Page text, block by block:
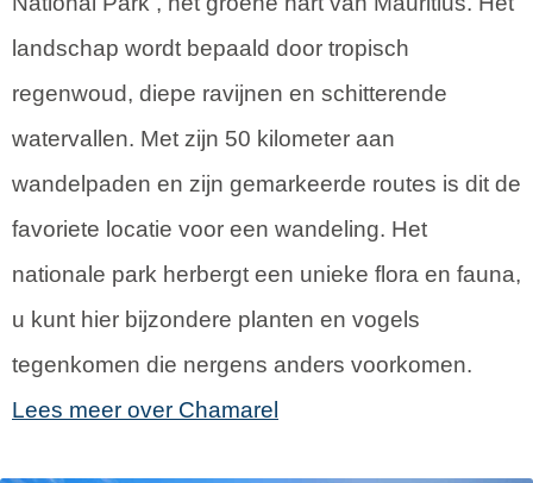
landschap wordt bepaald door tropisch
regenwoud, diepe ravijnen en schitterende
watervallen. Met zijn 50 kilometer aan
wandelpaden en zijn gemarkeerde routes is dit de
favoriete locatie voor een wandeling. Het
nationale park herbergt een unieke flora en fauna,
u kunt hier bijzondere planten en vogels
tegenkomen die nergens anders voorkomen.
Lees meer over Chamarel